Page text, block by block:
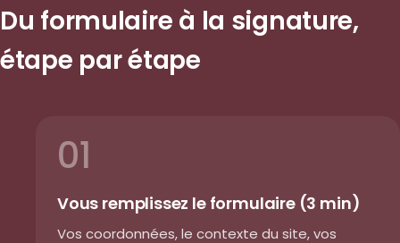
Du formulaire à la signature,
étape par étape
01
Vous remplissez le formulaire (3 min)
Vos coordonnées, le contexte du site, vos